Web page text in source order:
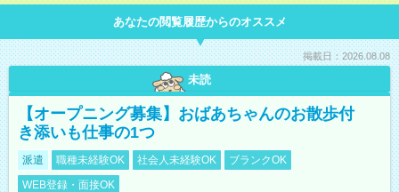
あなたの閲覧履歴からのオススメ
掲載日：2026.08.08
未読
【オープニング募集】おばあちゃんのお散歩付
き添いも仕事の1つ
派遣 職種未経験OK 社会人未経験OK
ブランクOK
WEB登録・面接OK